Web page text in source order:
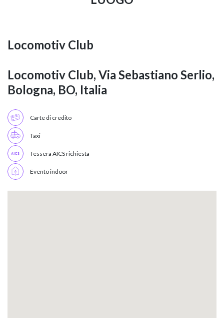
Locomotiv Club
Locomotiv Club, Via Sebastiano Serlio,
Bologna, BO, Italia
Carte di credito
Taxi
Tessera AICS richiesta
Evento indoor